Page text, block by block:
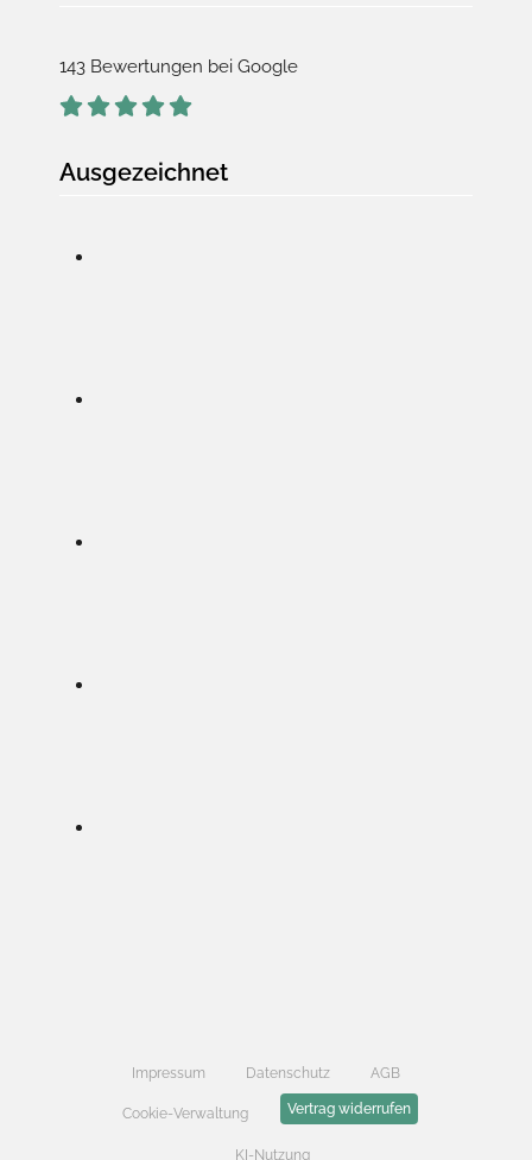
143 Bewertungen bei Google
Ausgezeichnet
Impressum Datenschutz AGB
Cookie-Verwaltung Vertrag widerrufen
KI-Nutzung